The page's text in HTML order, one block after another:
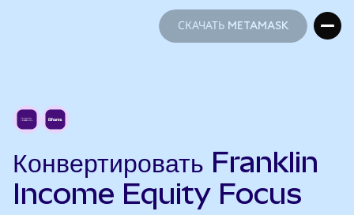
СКАЧАТЬ METAMASK
Конвертировать Franklin
Income Equity Focus